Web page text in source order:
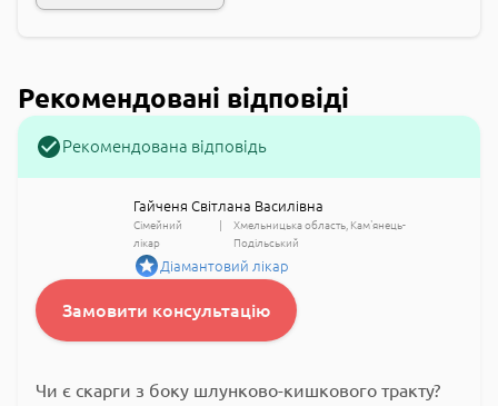
Рекомендовані відповіді
Рекомендована відповідь
Гайченя Світлана Василівна
Сімейний
лікар
Хмельницька область Кам'янець-
Подільський
Діамантовий лікар
Замовити консультацію
Чи є скарги з боку шлунково-кишкового тракту?